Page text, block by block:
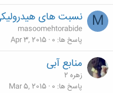
M نسبت های
masoomehtorabide
پاسخ ها 0
Apr 3, 2015
منابع آبی
زهره 2
پاسخ ها 0
Mar 5, 2015